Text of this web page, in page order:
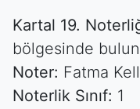
Kartal 19.
bölgesinde
Noter: Fatma
Noterlik Sınıf: 1